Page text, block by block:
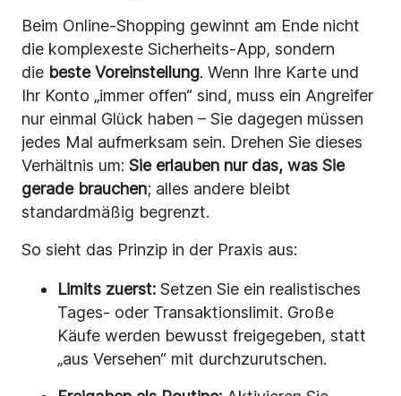
Beim Online-Shopping gewinnt am Ende nicht
die komplexeste Sicherheits-App, sondern
die beste Voreinstellung. Wenn Ihre Karte und
Ihr Konto „immer offen“ sind, muss ein Angreifer
nur einmal Glück haben – Sie dagegen müssen
jedes Mal aufmerksam sein. Drehen Sie dieses
Verhältnis um: Sie erlauben nur das, was Sie
gerade brauchen; alles andere bleibt
standardmäßig begrenzt.
So sieht das Prinzip in der Praxis aus:
Limits zuerst: Setzen Sie ein realistisches
Tages- oder Transaktionslimit. Große
Käufe werden bewusst freigegeben, statt
„aus Versehen“ mit durchzurutschen.